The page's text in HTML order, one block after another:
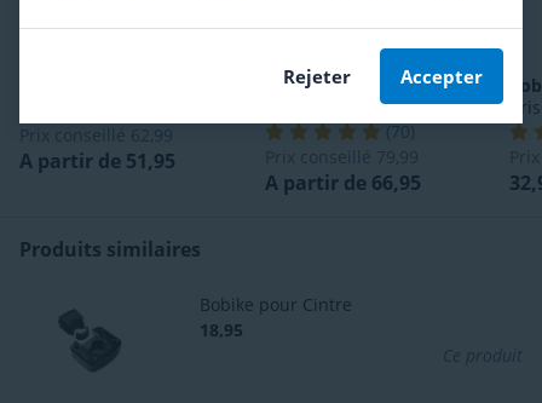
Prix conseillé 62,99
A partir de 51,95
BobikeONE Mini Siège
(70)
Prix conseillé 79,99
A partir de 66,95
Produits similaires
Bobike pour Cintre
18,95
Ce produit
Rejeter Accepter